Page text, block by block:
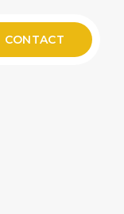
CONTACT